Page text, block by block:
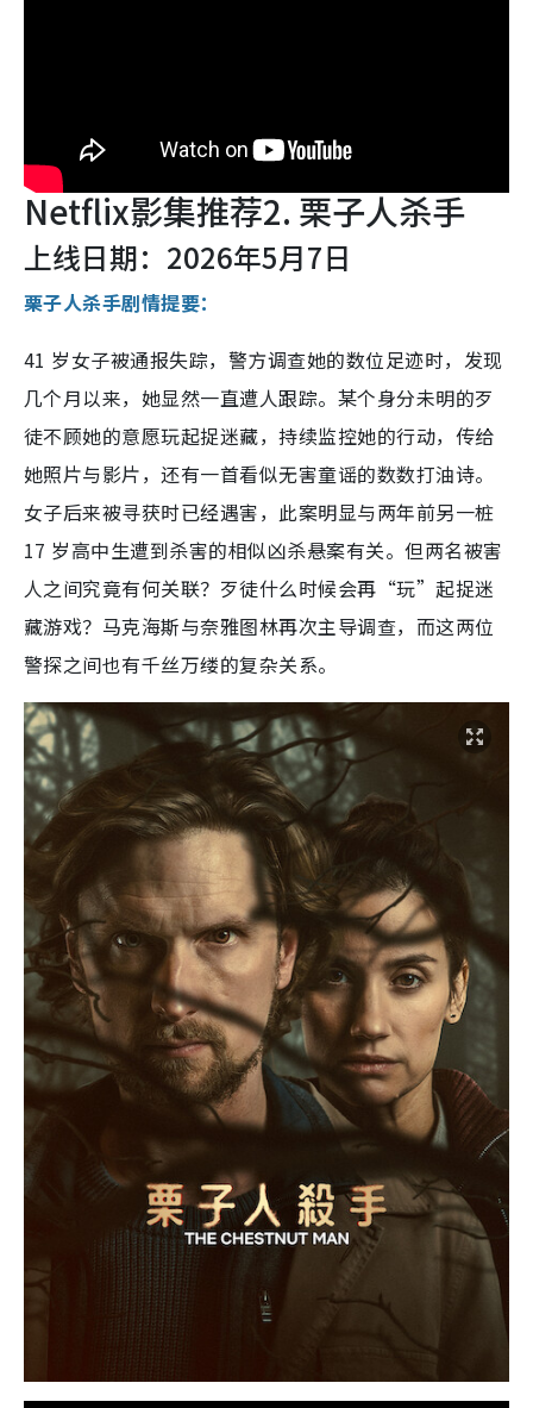
Netflix影集推荐2. 栗子人杀手
上线日期：2026年5月7日
栗子人杀手剧情提要：
41 岁女子被通报失踪，警方调查她的数位足迹时，发现
几个月以来，她显然一直遭人跟踪。某个身分未明的歹
徒不顾她的意愿玩起捉迷藏，持续监控她的行动，传给
她照片与影片，还有一首看似无害童谣的数数打油诗。
女子后来被寻获时已经遇害，此案明显与两年前另一桩
17 岁高中生遭到杀害的相似凶杀悬案有关。但两名被害
人之间究竟有何关联？歹徒什么时候会再“玩”起捉迷
藏游戏？马克海斯与奈雅图林再次主导调查，而这两位
警探之间也有千丝万缕的复杂关系。